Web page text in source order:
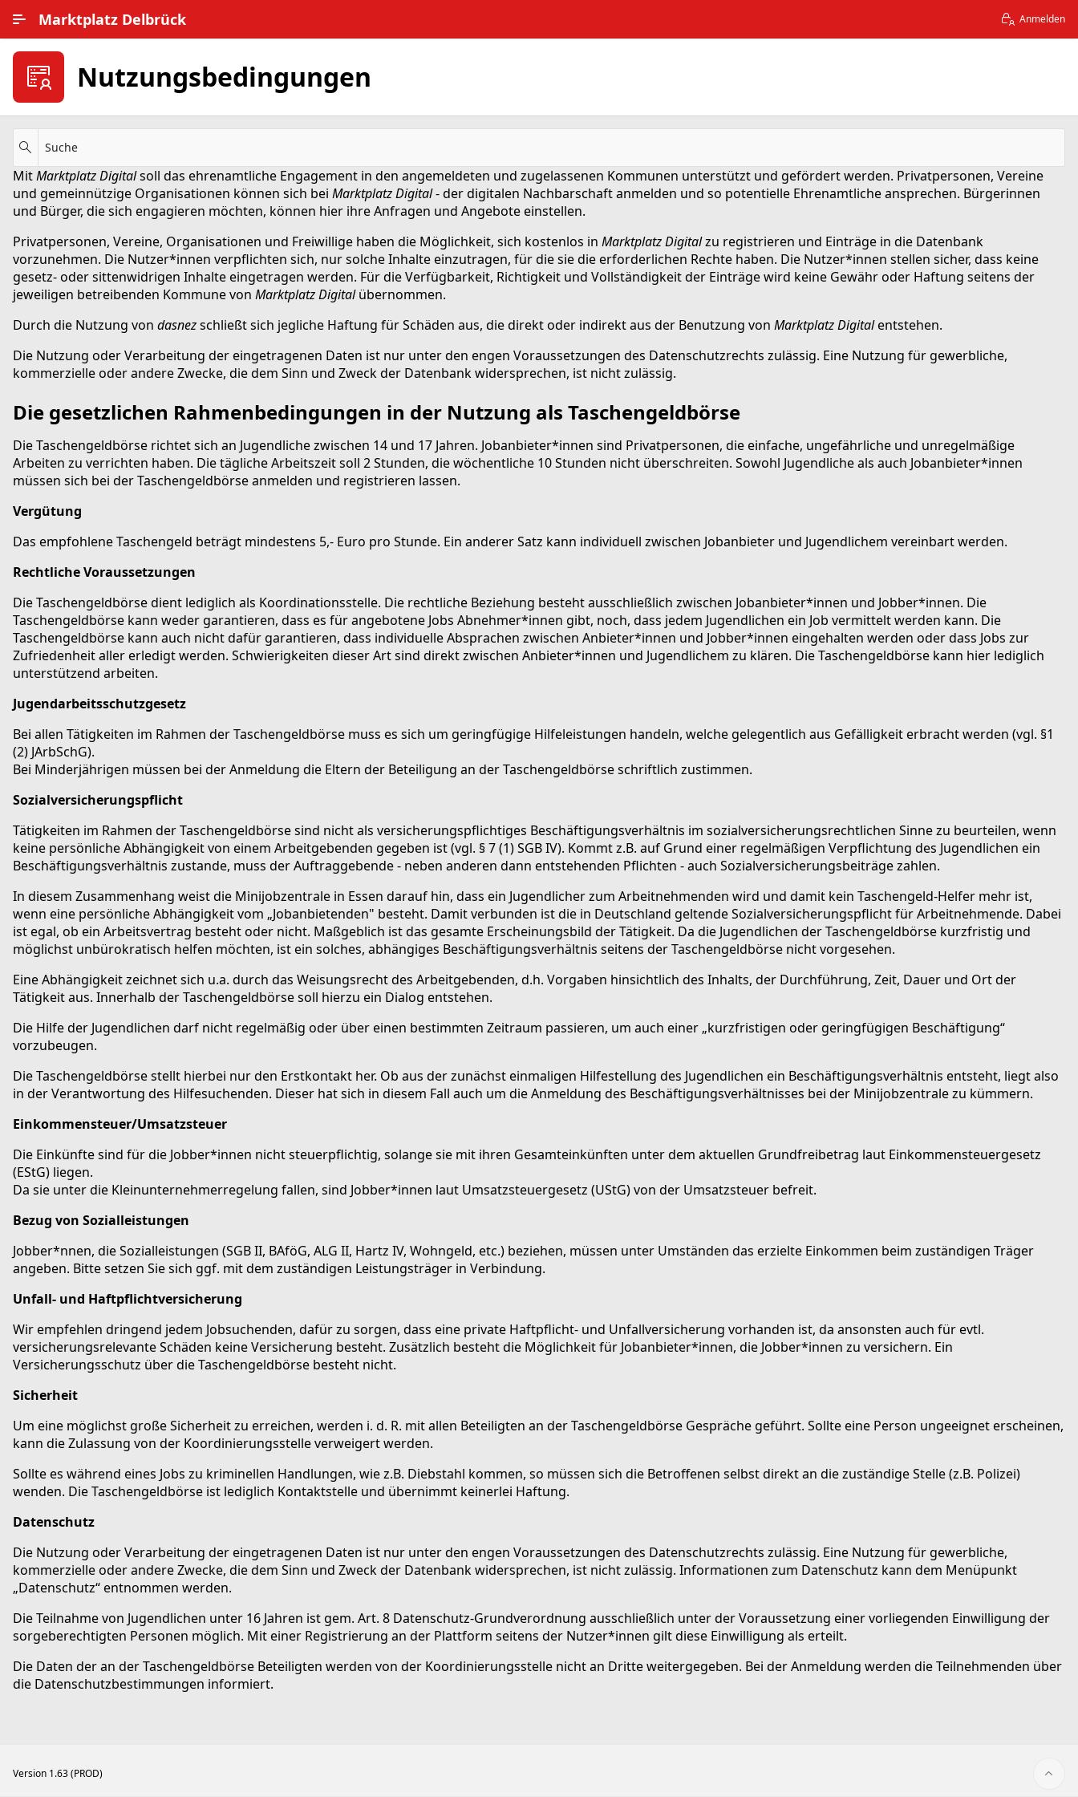
Marktplatz Delbrück Anmelden
Alle Ortsteile
Impressum
Nutzungsbedingungen
Datenschutz
Nutzungsbedingungen
Suche
MitMarktplatz Digitalsoll das ehrenamtliche Engagement in den angemeldeten und zugelassenen Kommunen unterstützt und gefördert werden. Privatpersonen, Vereine
und gemeinnützige Organisationen können sich bei Marktplatz Digital- der digitalen Nachbarschaft anmelden und so potentielle Ehrenamtliche ansprechen. Bürgerinnen
und Bürger, die sich engagieren möchten, können hier ihre Anfragen und Angebote einstellen.
Privatpersonen, Vereine, Organisationen und Freiwillige haben die Möglichkeit, sich kostenlos in Marktplatz Digitalzu registrieren und Einträge in die Datenbank
vorzunehmen. Die Nutzer*innen verpflichten sich, nur solche Inhalte einzutragen, für die sie die erforderlichen Rechte haben. Die Nutzer*innen stellen sicher, dass keine
gesetz- oder sittenwidrigen Inhalte eingetragen werden. Für die Verfügbarkeit, Richtigkeit und Vollständigkeit der Einträge wird keine Gewähr oder Haftung seitens der
jeweiligen betreibenden Kommune von Marktplatz Digitalübernommen.
Durch die Nutzung von dasnezschließt sich jegliche Haftung für Schäden aus, die direkt oder indirekt aus der Benutzung von Marktplatz Digitalentstehen.
Die Nutzung oder Verarbeitung der eingetragenen Daten ist nur unter den engen Voraussetzungen des Datenschutzrechts zulässig. Eine Nutzung für gewerbliche,
kommerzielle oder andere Zwecke, die dem Sinn und Zweck der Datenbank widersprechen, ist nicht zulässig.
Die gesetzlichen Rahmenbedingungen in der Nutzung als Taschengeldbörse
Die Taschengeldbörse richtet sich an Jugendliche zwischen 14 und 17 Jahren. Jobanbieter*innen sind Privatpersonen, die einfache, ungefährliche und unregelmäßige
Arbeiten zu verrichten haben. Die tägliche Arbeitszeit soll 2 Stunden, die wöchentliche 10 Stunden nicht überschreiten. Sowohl Jugendliche als auch Jobanbieter*innen
müssen sich bei der Taschengeldbörse anmelden und registrieren lassen.
Vergütung
Das empfohlene Taschengeld beträgt mindestens 5,- Euro pro Stunde. Ein anderer Satz kann individuell zwischen Jobanbieter und Jugendlichem vereinbart werden.
Rechtliche Voraussetzungen
Die Taschengeldbörse dient lediglich als Koordinationsstelle. Die rechtliche Beziehung besteht ausschließlich zwischen Jobanbieter*innen und Jobber*innen. Die
Taschengeldbörse kann weder garantieren, dass es für angebotene Jobs Abnehmer*innen gibt, noch, dass jedem Jugendlichen ein Job vermittelt werden kann. Die
Taschengeldbörse kann auch nicht dafür garantieren, dass individuelle Absprachen zwischen Anbieter*innen und Jobber*innen eingehalten werden oder dass Jobs zur
Zufriedenheit aller erledigt werden. Schwierigkeiten dieser Art sind direkt zwischen Anbieter*innen und Jugendlichem zu klären. Die Taschengeldbörse kann hier lediglich
unterstützend arbeiten.
Jugendarbeitsschutzgesetz
Bei allen Tätigkeiten im Rahmen der Taschengeldbörse muss es sich um geringfügige Hilfeleistungen handeln, welche gelegentlich aus Gefälligkeit erbracht werden (vgl. §1
(2) JArbSchG).
Bei Minderjährigen müssen bei der Anmeldung die Eltern der Beteiligung an der Taschengeldbörse schriftlich zustimmen.
Sozialversicherungspflicht
Tätigkeiten im Rahmen der Taschengeldbörse sind nicht als versicherungspflichtiges Beschäftigungsverhältnis im sozialversicherungsrechtlichen Sinne zu beurteilen, wenn
keine persönliche Abhängigkeit von einem Arbeitgebenden gegeben ist (vgl. § 7 (1) SGB IV). Kommt z.B. auf Grund einer regelmäßigen Verpflichtung des Jugendlichen ein
Beschäftigungsverhältnis zustande, muss der Auftraggebende - neben anderen dann entstehenden Pflichten - auch Sozialversicherungsbeiträge zahlen.
In diesem Zusammenhang weist die Minijobzentrale in Essen darauf hin, dass ein Jugendlicher zum Arbeitnehmenden wird und damit kein Taschengeld-Helfer mehr ist,
wenn eine persönliche Abhängigkeit vom „Jobanbietenden" besteht. Damit verbunden ist die in Deutschland geltende Sozialversicherungspflicht für Arbeitnehmende. Dabei
ist egal, ob ein Arbeitsvertrag besteht oder nicht. Maßgeblich ist das gesamte Erscheinungsbild der Tätigkeit. Da die Jugendlichen der Taschengeldbörse kurzfristig und
möglichst unbürokratisch helfen möchten, ist ein solches, abhängiges Beschäftigungsverhältnis seitens der Taschengeldbörse nicht vorgesehen.
Eine Abhängigkeit zeichnet sich u.a. durch das Weisungsrecht des Arbeitgebenden, d.h. Vorgaben hinsichtlich des Inhalts, der Durchführung, Zeit, Dauer und Ort der
Tätigkeit aus. Innerhalb der Taschengeldbörse soll hierzu ein Dialog entstehen.
Die Hilfe der Jugendlichen darf nicht regelmäßig oder über einen bestimmten Zeitraum passieren, um auch einer „kurzfristigen oder geringfügigen Beschäftigung“
vorzubeugen.
Die Taschengeldbörse stellt hierbei nur den Erstkontakt her. Ob aus der zunächst einmaligen Hilfestellung des Jugendlichen ein Beschäftigungsverhältnis entsteht, liegt also
in der Verantwortung des Hilfesuchenden. Dieser hat sich in diesem Fall auch um die Anmeldung des Beschäftigungsverhältnisses bei der Minijobzentrale zu kümmern.
Einkommensteuer/Umsatzsteuer
Die Einkünfte sind für die Jobber*innen nicht steuerpflichtig, solange sie mit ihren Gesamteinkünften unter dem aktuellen Grundfreibetrag laut Einkommensteuergesetz
(EStG) liegen.
Da sie unter die Kleinunternehmerregelung fallen, sind Jobber*innen laut Umsatzsteuergesetz (UStG) von der Umsatzsteuer befreit.
Bezug von Sozialleistungen
Jobber*nnen, die Sozialleistungen (SGB II, BAföG, ALG II, Hartz IV, Wohngeld, etc.) beziehen, müssen unter Umständen das erzielte Einkommen beim zuständigen Träger
angeben. Bitte setzen Sie sich ggf. mit dem zuständigen Leistungsträger in Verbindung.
Unfall- und Haftpflichtversicherung
Wir empfehlen dringend jedem Jobsuchenden, dafür zu sorgen, dass eine private Haftpflicht- und Unfallversicherung vorhanden ist, da ansonsten auch für evtl.
versicherungsrelevante Schäden keine Versicherung besteht. Zusätzlich besteht die Möglichkeit für Jobanbieter*innen, die Jobber*innen zu versichern. Ein
Versicherungsschutz über die Taschengeldbörse besteht nicht.
Sicherheit
Um eine möglichst große Sicherheit zu erreichen, werden i. d. R. mit allen Beteiligten an der Taschengeldbörse Gespräche geführt. Sollte eine Person ungeeignet erscheinen,
kann die Zulassung von der Koordinierungsstelle verweigert werden.
Sollte es während eines Jobs zu kriminellen Handlungen, wie z.B. Diebstahl kommen, so müssen sich die Betroffenen selbst direkt an die zuständige Stelle (z.B. Polizei)
wenden. Die Taschengeldbörse ist lediglich Kontaktstelle und übernimmt keinerlei Haftung.
Datenschutz
Die Nutzung oder Verarbeitung der eingetragenen Daten ist nur unter den engen Voraussetzungen des Datenschutzrechts zulässig. Eine Nutzung für gewerbliche,
kommerzielle oder andere Zwecke, die dem Sinn und Zweck der Datenbank widersprechen, ist nicht zulässig. Informationen zum Datenschutz kann dem Menüpunkt
„Datenschutz“ entnommen werden.
Die Teilnahme von Jugendlichen unter 16 Jahren ist gem. Art. 8 Datenschutz-Grundverordnung ausschließlich unter der Voraussetzung einer vorliegenden Einwilligung der
sorgeberechtigten Personen möglich. Mit einer Registrierung an der Plattform seitens der Nutzer*innen gilt diese Einwilligung als erteilt.
Die Daten der an der Taschengeldbörse Beteiligten werden von der Koordinierungsstelle nicht an Dritte weitergegeben. Bei der Anmeldung werden die Teilnehmenden über
die Datenschutzbestimmungen informiert.
Version 1.63 (PROD)